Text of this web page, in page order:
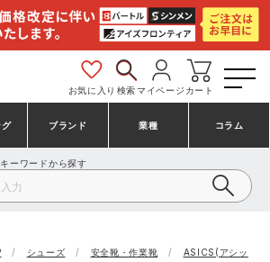
お気に入り 検索マイページ カート
グ
キング
ブランド
コンバース（CONVERSE）
業種 コラム
ーワードから探す
シューズ 安全靴・作業靴 ASICS(アシッ